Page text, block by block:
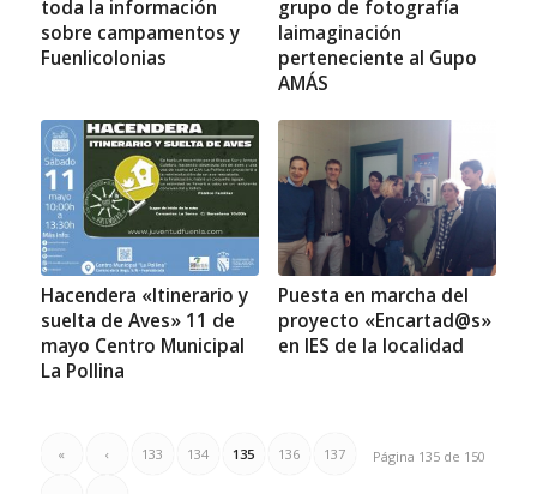
toda la información
sobre campamentos y
Fuenlicolonias
grupo de fotografía
laimaginación
perteneciente al Gupo
AMÁS
Hacendera «Itinerario y
suelta de Aves» 11 de
mayo Centro Municipal
La Pollina
Puesta en marcha del
proyecto «Encartad@s»
en IES de la localidad
Página 135 de 150
« ‹ 133 134 135 136 137